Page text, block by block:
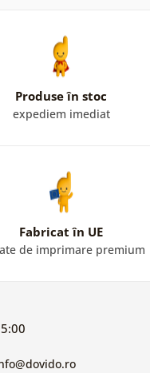
Produse în stoc
expediem imediat
Fabricat în UE
de imprimare premium